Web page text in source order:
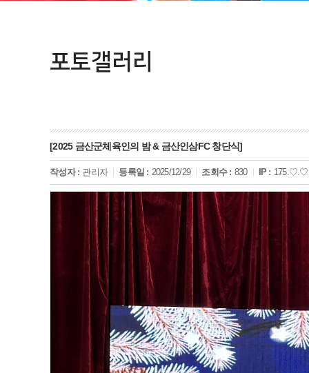
포토갤러리
[2025 금산군체육인의 밤 & 금산인삼FC 창단식]
작성자 : 관리자 등록일 : 2025/12/29 조회수 : 830 IP :